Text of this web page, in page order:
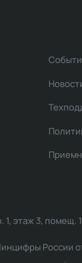
1, этаж 3, помещ.
России от